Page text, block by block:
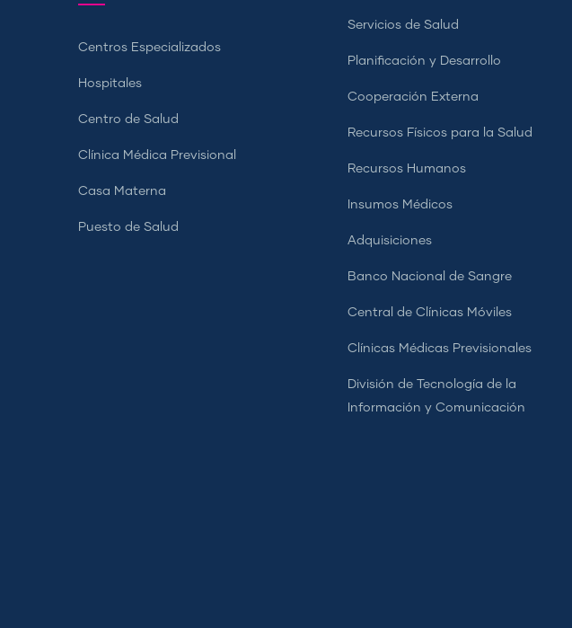
Centros Especializados
Hospitales
Centro de Salud
Clínica Médica Previsional
Casa Materna
Puesto de Salud
Servicios de Salud
Planificación y Desarrollo
Cooperación Externa
Recursos Físicos para la Salud
Recursos Humanos
Insumos Médicos
Adquisiciones
Banco Nacional de Sangre
Central de Clínicas Móviles
Clínicas Médicas Previsionales
División de Tecnología de la
Información y Comunicación